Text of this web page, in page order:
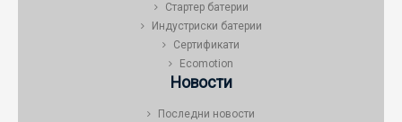
Стартер батерии
Индустриски батерии
Сертификати
Ecomotion
Новости
Последни новости